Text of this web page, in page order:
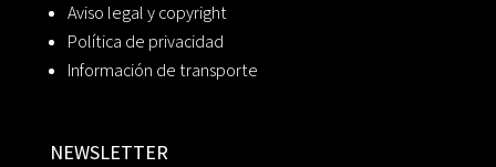
Aviso legal y copyright
Política de privacidad
Información de transporte
NEWSLETTER